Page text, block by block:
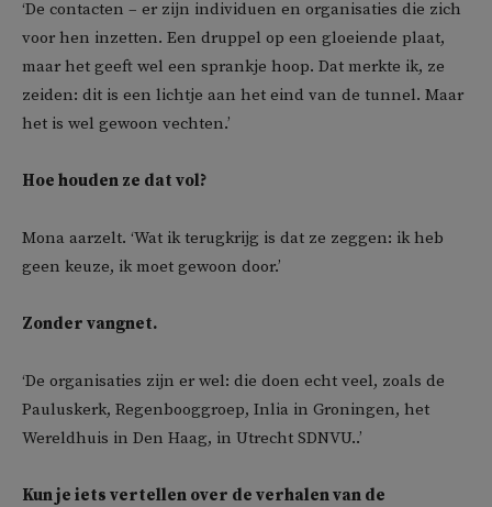
‘De contacten – er zijn individuen en organisaties die zich
voor hen inzetten. Een druppel op een gloeiende plaat,
maar het geeft wel een sprankje hoop. Dat merkte ik, ze
zeiden: dit is een lichtje aan het eind van de tunnel. Maar
het is wel gewoon vechten.’
Hoe houden ze dat vol?
Mona aarzelt. ‘Wat ik terugkrijg is dat ze zeggen: ik heb
geen keuze, ik moet gewoon door.’
Zonder vangnet.
‘De organisaties zijn er wel: die doen echt veel, zoals de
Pauluskerk, Regenbooggroep, Inlia in Groningen, het
Wereldhuis in Den Haag, in Utrecht SDNVU..’
Kun je iets vertellen over de verhalen van de